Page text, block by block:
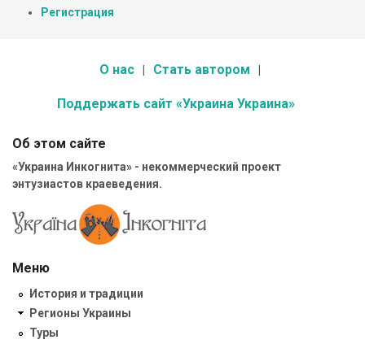
Регистрация
О нас Стать автором
Поддержать сайт «Украина Украина»
Об этом сайте
«Украина Инкогнита» - некоммерческий проект
энтузиастов краеведения.
Меню
История и традиции
Регионы Украины
Туры